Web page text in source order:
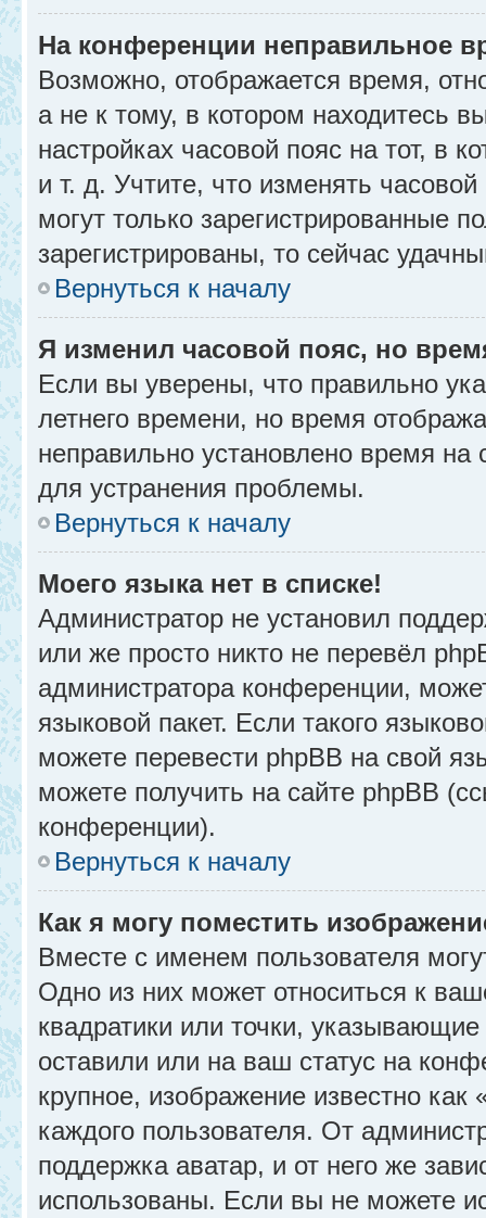
На конференции неправильное
Возможно, отображается время,
а не к тому, в котором находитесь
настройках часовой пояс на тот, в
и т. д. Учтите, что изменять
могут только зарегистрированные
зарегистрированы, то сейчас
Вернуться к началу
Я изменил часовой пояс, но
Если вы уверены, что правильно
летнего времени, но время
неправильно установлено время
для устранения проблемы.
Вернуться к началу
Моего языка нет в списке!
Администратор не установил
или же просто никто не перевёл
администратора конференции,
языковой пакет. Если такого
можете перевести phpBB на свой
можете получить на сайте phpBB
конференции).
Вернуться к началу
Как я могу поместить
Вместе с именем пользователя
Одно из них может относиться к
квадратики или точки,
оставили или на ваш статус на
крупное, изображение известно
каждого пользователя. От
поддержка аватар, и от него же
использованы. Если вы не можете